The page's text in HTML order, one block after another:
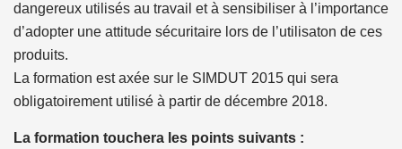
dangereux utilisés au travail et à sensibiliser à l’importance
d’adopter une attitude sécuritaire lors de l’utilisaton de ces
produits.
La formation est axée sur le SIMDUT 2015 qui sera
obligatoirement utilisé à partir de décembre 2018.
La formation touchera les points suivants :